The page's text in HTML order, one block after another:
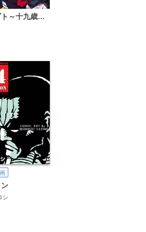
ヒメゴト～十九歳の制服～
シ